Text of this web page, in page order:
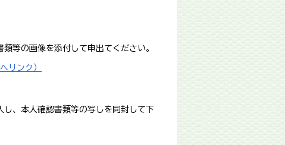
等の画像を添付して申出てください。
リンク）
し、本人確認書類等の写しを同封して下